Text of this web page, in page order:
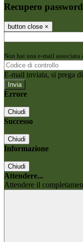
Recupero password
button close ×
Non hai una e-mail
E-mail inviata, si prega
Errore
Chiudi
Successo
Chiudi
Informazione
Chiudi
Attendere...
Attendere il